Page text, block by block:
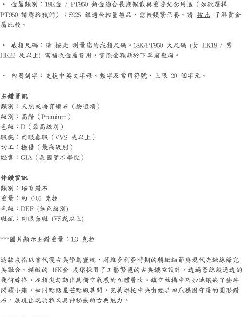
‧ 金屬類別：18K金 / PT950 鉑金適合長期佩戴與重要紀念用途（如欲選擇
PT950 請聯絡我們）；S925 銀適合輕量禮品，需較頻繁保養。請 按此 了解貴金
屬比較。
‧ 戒指尺碼：請 按此 測量您的戒指尺碼。18K/PT950 大尺碼 (女 HK18 / 男
HK22 及以上) 需補收金屬費用，實際金額請於下單前查詢。
‧ 內圈刻字：支援中英文字母、數字及常用符號，上限 20 個字元。
主鑽資訊
類別：天然或培育鑽石（按選項）
級別：高階（Premium）
色級：D（最高級別）
瑕疵：肉眼無瑕（VVS 或以上）
切工：極優（最高級別）
證書：GIA（美國寶石學院）
伴鑽資訊
類別：培育鑽石
重量：約 0.05 克拉
色級：DEF (無色級別)
瑕疵：肉眼無瑕 (VS或以上)
***圖片顯示主鑽重量：1.3 克拉
這款戒指以當代復古美學為靈魂，將維多利亞時期的精緻細節與現代洗鍊線條完
美融合。精緻的 18K金 戒環採用了工藝繁複的古典鏤空設計，透過蕾絲般通透的
幾何線條，在指尖勾勒出具備空氣感的立體層次。鏤空結構中巧妙地鑲嵌了些許
閃耀小鑽，如同點點星芒點綴其間，完美烘托中央由經典四爪穩固守護的圓形鑽
石，展現出既典雅又具神祕感的古典魅力。